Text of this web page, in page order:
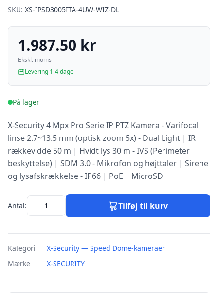
SKU: XS-IPSD3005ITA-4UW-WIZ-DL
1.987.50 kr
Ekskl. moms
Levering 1-4 dage
På lager
X-Security 4 Mpx Pro Serie IP PTZ Kamera - Varifocal
linse 2.7~13.5 mm (optisk zoom 5x) - Dual Light | IR
rækkevidde 50 m | Hvidt lys 30 m - IVS (Perimeter
beskyttelse) | SDM 3.0 - Mikrofon og højttaler | Sirene
og lysafskrækkelse - IP66 | PoE | MicroSD
Antal: Tilføj til kurv
Kategori
X-Security — Speed Dome-kameraer
Mærke
X-SECURITY